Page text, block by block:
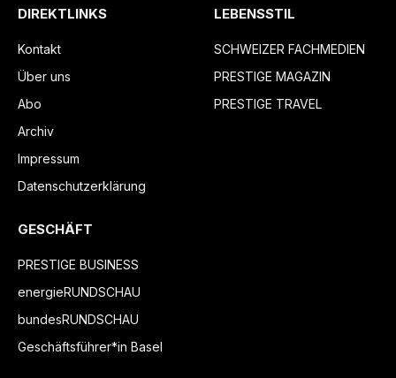
DIREKTLINKS
Kontakt
Über uns
Abo
Archiv
Impressum
Datenschutzerklärung
LEBENSSTIL
SCHWEIZER FACHMEDIEN
PRESTIGE MAGAZIN
PRESTIGE TRAVEL
GESCHÄFT
PRESTIGE BUSINESS
energieRUNDSCHAU
bundesRUNDSCHAU
Geschäftsführer*in Basel